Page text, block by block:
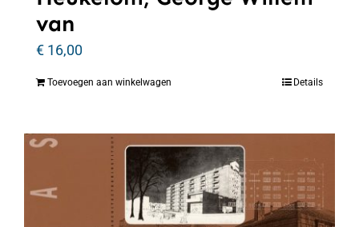
van
€ 16,00
Toevoegen aan winkelwagen Details